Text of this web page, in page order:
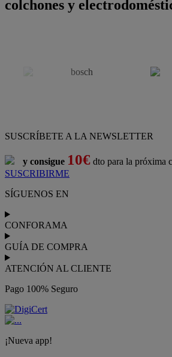
colchones y
SUSCRÍBETE A LA NEWSLETTER
y consigue 10€ dto para la próxima
SUSCRIBIRME
SÍGUENOS EN
CONFORAMA
GUÍA DE COMPRA
ATENCIÓN AL CLIENTE
Pago 100% Seguro
¡Nueva app!